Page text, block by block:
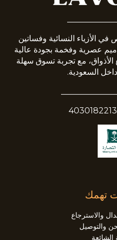
الأزياء النسائية وفساتين
عصرية وفخمة بجودة عالية
مع تجربة تسوق سهلة
السعودية.
تهمك
والاسترجاع
والتوصيل
الشائعة